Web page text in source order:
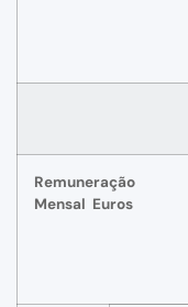
Remuneração
Mensal Euros